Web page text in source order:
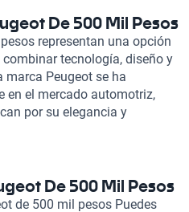
De 500 Mil Pesos
representan una opción
tecnología, diseño y
Peugeot se ha
en el mercado automotriz,
por su elegancia y
precio, los autos Peugeot
las principales características
500 mil pesos. Con interiores
De 500 Mil Pesos
de 500 mil pesos Puedes